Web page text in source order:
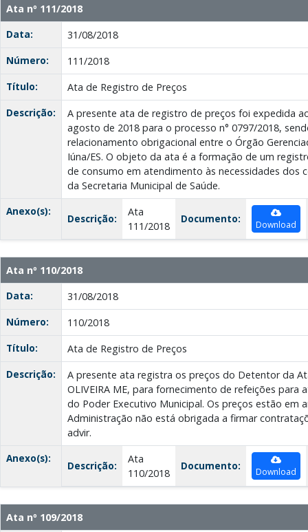
Ata nº 111/2018
Data:
31/08/2018
Número:
111/2018
Título:
Ata de Registro de Preços
Descrição:
A presente ata de registro de preços foi expedida
agosto de 2018 para o processo n° 0797/2018,
relacionamento obrigacional entre o Órgão
Iúna/ES. O objeto da ata é a formação de um
de consumo em atendimento às necessidades dos
da Secretaria Municipal de Saúde.
Anexo(s):
Descrição:
Ata
111/2018
Documento: Download
Ata nº 110/2018
Data:
31/08/2018
Número:
110/2018
Título:
Ata de Registro de Preços
Descrição:
A presente ata registra os preços do Detentor da
OLIVEIRA ME, para fornecimento de refeições para
do Poder Executivo Municipal. Os preços estão em
Administração não está obrigada a firmar
advir.
Anexo(s):
Descrição:
Ata
110/2018
Documento: Download
Ata nº 109/2018